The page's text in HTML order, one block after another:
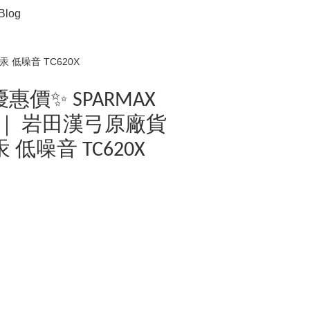
Blog
低噪音 TC620X
惠價✨ SPARMAX
岩田漢弓原廠貨
低噪音 TC620X